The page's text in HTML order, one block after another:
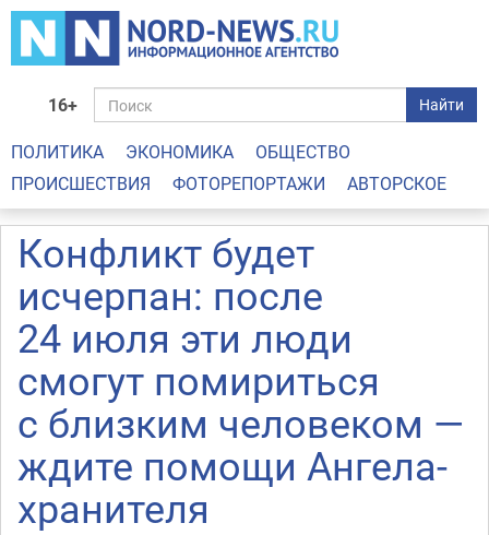
16+ Найти
ПОЛИТИКА ЭКОНОМИКА
ОБЩЕСТВО
ПРОИСШЕСТВИЯ
ФОТОРЕПОРТАЖИ АВТОРСКОЕ
Конфликт будет
исчерпан: после
24 июля эти люди
смогут помириться
с близким человеком —
ждите помощи Ангела-
хранителя